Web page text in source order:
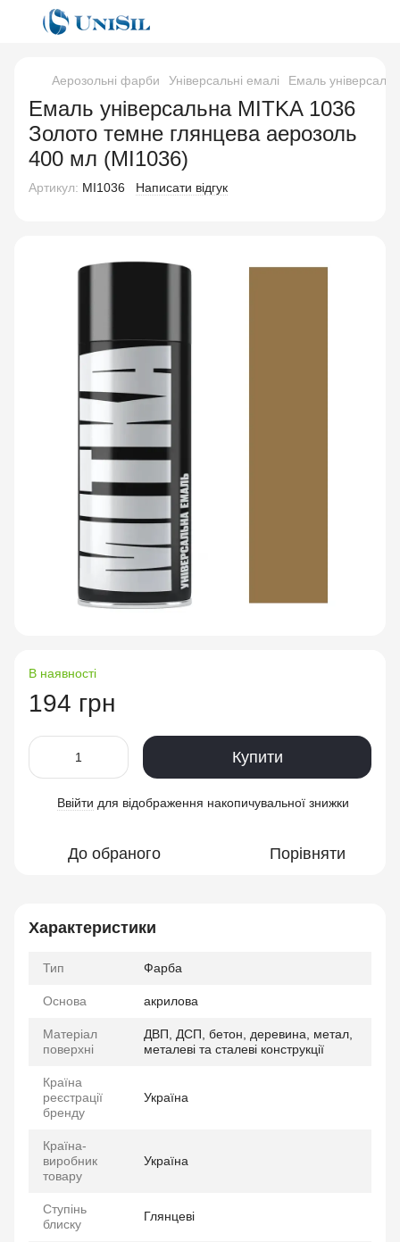
Аерозольні фарби Універсальні емалі Емаль
Емаль універсальна MITKA 1036
Золото темне глянцева аерозоль
400 мл (MI1036)
Артикул: MI1036 Написати відгук
В наявності
194 грн
Купити
Ввійти для відображення накопичувальної знижки
До обраного Порівняти
Характеристики
Тип Фарба
Основа акрилова
Матеріал
поверхні
ДВП, ДСП, бетон, деревина, метал,
металеві та сталеві конструкції
Країна
реєстрації
бренду
Україна
Країна-
виробник
товару
Україна
Ступінь
блиску
Глянцеві